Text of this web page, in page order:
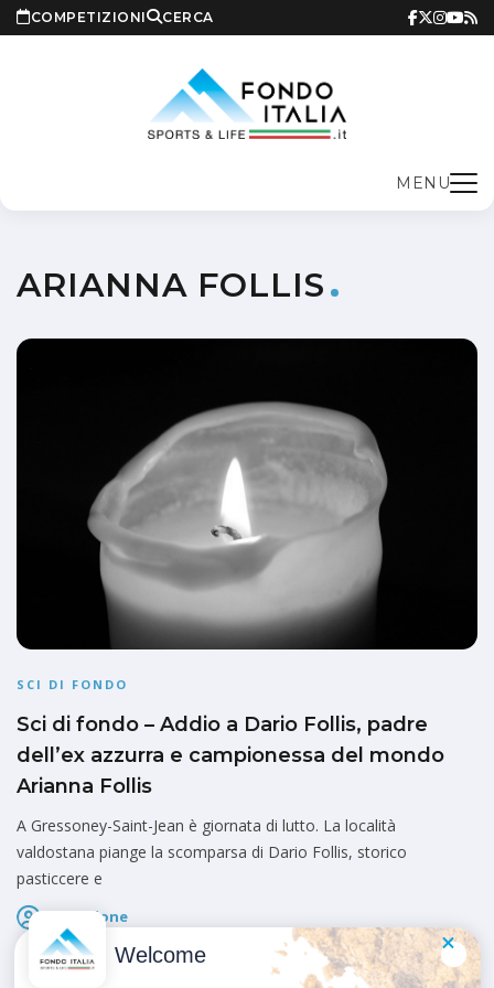
COMPETIZIONI CERCA
MENU
ARIANNA FOLLIS
SCI DI FONDO
Sci di fondo – Addio a Dario Follis, padre
dell’ex azzurra e campionessa del mondo
Arianna Follis
A Gressoney-Saint-Jean è giornata di lutto. La località
valdostana piange la scomparsa di Dario Follis, storico
pasticcere e
Redazione
Pubblicato il
Welcome